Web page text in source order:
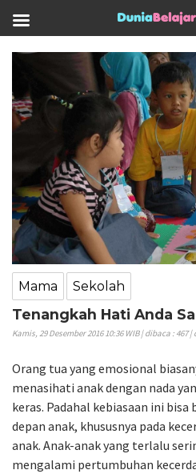
Mama Sekolah
Tenangkah Hati Anda
Kamis, 29 Desember 2016 10:36 WIB | dibaca : 467
Orang tua yang emosional
menasihati anak dengan nada
keras. Padahal kebiasaan ini
depan anak, khususnya pada
anak. Anak-anak yang terlalu
mengalami pertumbuhan